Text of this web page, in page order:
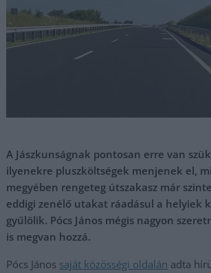
A Jászkunságnak pontosan erre van
ilyenekre pluszköltségek menjenek el,
megyében rengeteg útszakasz már
eddigi zenélő utakat ráadásul a helyiek
gyűlölik. Pócs János mégis nagyon
is megvan hozzá.
Pócs János saját közösségi oldalán adta